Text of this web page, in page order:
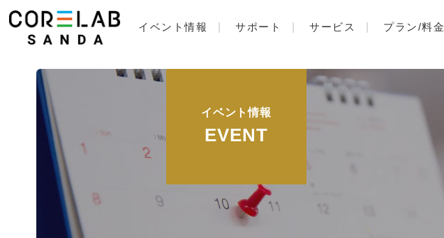
イベント情報 サポート サービス プラン/料金
イベント情報
EVENT